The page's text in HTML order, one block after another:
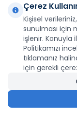
130.280,40
Yurtdışı Kargo
Şirketimiz E-Fatura ve
kapsamındadır.
Facebook
X
Çerez
Kişisel
sunulması için
işlenir. Konuyla
Politikamızı
tıklamanız
için gerekli